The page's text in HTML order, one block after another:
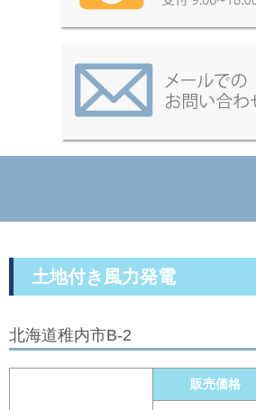
土地付き風力発電
北海道稚内市B-2
販売価格